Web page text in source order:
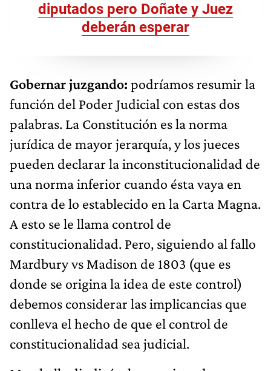
diputados pero Doñate y Juez
deberán esperar
Gobernar juzgando: podríamos resumir la
función del Poder Judicial con estas dos
palabras. La Constitución es la norma
jurídica de mayor jerarquía, y los jueces
pueden declarar la inconstitucionalidad de
una norma inferior cuando ésta vaya en
contra de lo establecido en la Carta Magna.
A esto se le llama control de
constitucionalidad. Pero, siguiendo al fallo
Mardbury vs Madison de 1803 (que es
donde se origina la idea de este control)
debemos considerar las implicancias que
conlleva el hecho de que el control de
constitucionalidad sea judicial.